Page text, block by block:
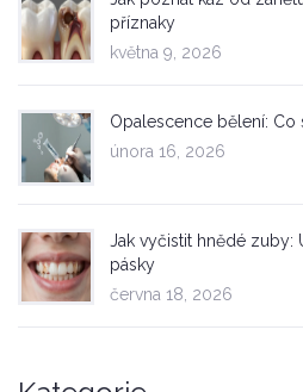
příznaky
května 9, 2026
Opalescence bělení: Co
února 16, 2026
Jak vyčistit hnědé zuby:
pásky
června 18, 2026